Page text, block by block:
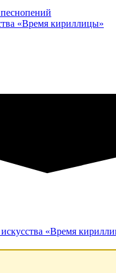
«Время кириллицы»
«Время